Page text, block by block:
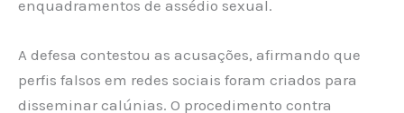
enquadramentos de assédio sexual.
A defesa contestou as acusações, afirmando que
perfis falsos em redes sociais foram criados para
disseminar calúnias. O procedimento contra